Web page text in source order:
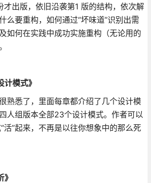
才出版，依旧沿袭第1 版的结构，依次解
么要重构，如何通过“坏味道”识别出需
如何在实践中成功实施重构（无论用的
模式》
熟悉了，里面每章都介绍了几个设计模
人组版本全部23个设计模式。作者可以
活”起来，不再是以往你想象中的那么死